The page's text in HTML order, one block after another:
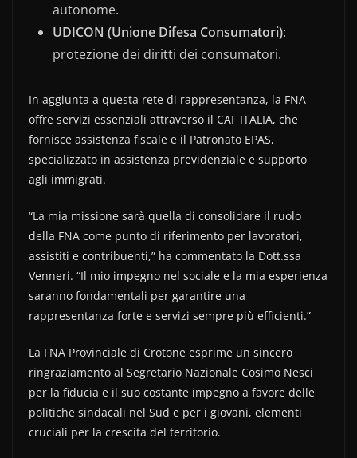
autonome.
UDICON (Unione Difesa Consumatori):
protezione dei diritti dei consumatori.
In aggiunta a questa rete di rappresentanza, la FNA
offre servizi essenziali attraverso il CAF ITALIA, che
fornisce assistenza fiscale e il Patronato EPAS,
specializzato in assistenza previdenziale e supporto
agli immigrati.
“La mia missione sarà quella di consolidare il ruolo
della FNA come punto di riferimento per lavoratori,
assistiti e contribuenti,” ha commentato la Dott.ssa
Venneri. “Il mio impegno nel sociale e la mia esperienza
saranno fondamentali per garantire una
rappresentanza forte e servizi sempre più efficienti.”
La FNA Provinciale di Crotone esprime un sincero
ringraziamento al Segretario Nazionale Cosimo Nesci
per la fiducia e il suo costante impegno a favore delle
politiche sindacali nel Sud e per i giovani, elementi
cruciali per la crescita del territorio.